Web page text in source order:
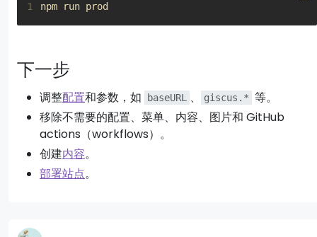
1
下一步
调整配置和参数，如 baseURL 、 giscus.* 等。
移除不需要的配置、菜单、内容、图片和 GitHub
actions（workflows）。
创建内容。
部署站点。